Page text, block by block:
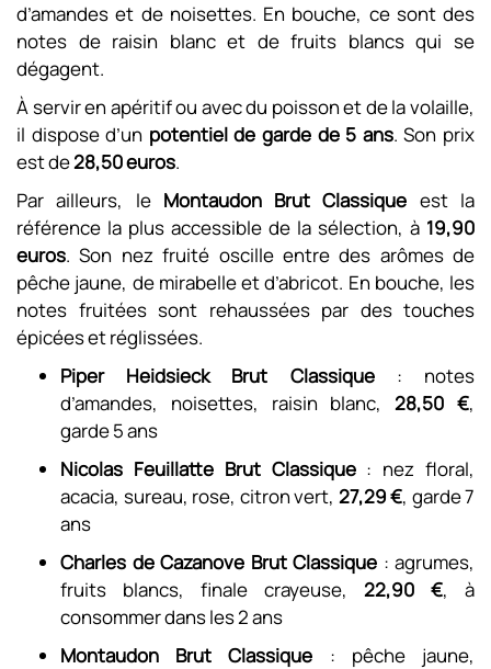
d’amandes et de noisettes. En bouche, ce sont des
notes de raisin blanc et de fruits blancs qui se
dégagent.
À servir en apéritif ou avec du poisson et de la volaille,
il dispose d’un potentiel de garde de 5 ans. Son prix
est de28,50 euros.
Par ailleurs, le Montaudon Brut Classique est la
référence la plus accessible de la sélection, à 19,90
euros. Son nez fruité oscille entre des arômes de
pêche jaune, de mirabelle et d’abricot. En bouche, les
notes fruitées sont rehaussées par des touches
épicées et réglissées.
Piper Heidsieck Brut Classique: notes
d’amandes, noisettes, raisin blanc,28,50 €,
garde 5 ans
Nicolas Feuillatte Brut Classique: nez floral,
acacia, sureau, rose, citron vert, 27,29 €, garde 7
ans
Charles de Cazanove Brut Classique : agrumes,
fruits blancs, finale crayeuse, 22,90 €, à
consommer dans les 2 ans
Montaudon Brut Classique : pêche jaune,